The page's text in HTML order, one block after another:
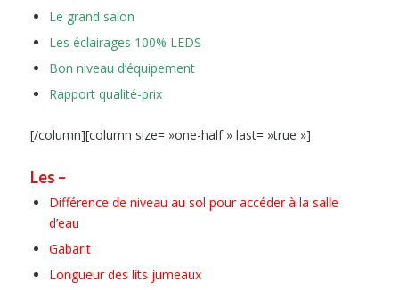
Le grand salon
Les éclairages 100% LEDS
Bon niveau d’équipement
Rapport qualité-prix
[/column][column size= »one-half » last= »true »]
Les –
Différence de niveau au sol pour accéder à la salle
d’eau
Gabarit
Longueur des lits jumeaux